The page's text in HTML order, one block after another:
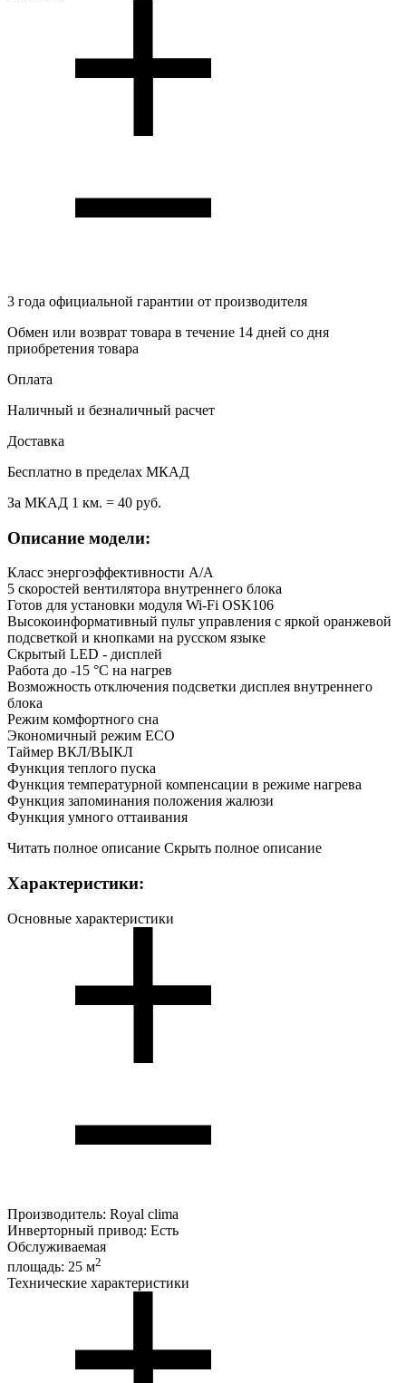
3 года официальной гарантии от производителя
Обмен или возврат товара в течение 14 дней со дня
приобретения товара
Оплата
Наличный и безналичный расчет
Доставка
Бесплатно в пределах МКАД
За МКАД 1 км. = 40 руб.
Описание модели:
Класс энергоэффективности А/А
5 скоростей вентилятора внутреннего блока
Готов для установки модуля Wi-Fi OSK106
Высокоинформативный пульт управления с яркой оранжевой
подсветкой и кнопками на русском языке
Скрытый LED - дисплей
Работа до -15 °C на нагрев
Возможность отключения подсветки дисплея внутреннего
блока
Режим комфортного сна
Экономичный режим ECO
Таймер ВКЛ/ВЫКЛ
Функция теплого пуска
Функция температурной компенсации в режиме нагрева
Функция запоминания положения жалюзи
Функция умного оттаивания
Читать полное описание Скрыть полное описание
Характеристики:
Основные характеристики
Производитель: Royal clima
Инверторный привод: Есть
Обслуживаемая
площадь: 25 м2
Технические характеристики